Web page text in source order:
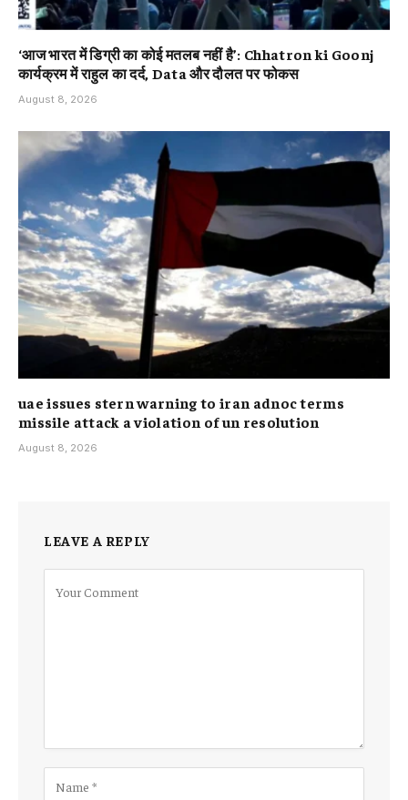
‘आज भारत में डिग्री का कोई मतलब नहीं है’: Chhatron ki Goonj
कार्यक्रम में राहुल का दर्द, Data और दौलत पर फोकस
August 8, 2026
uae issues stern warning to iran adnoc terms
missile attack a violation of un resolution
August 8, 2026
LEAVE A REPLY